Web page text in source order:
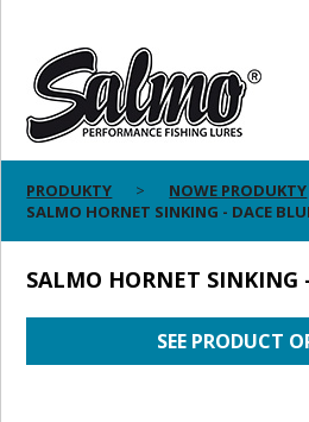
PRODUKTY
NOWE PRODUKTY
SALMO HORNET SINKING - DACE
SALMO HORNET SINKING
SEE PRODUCT